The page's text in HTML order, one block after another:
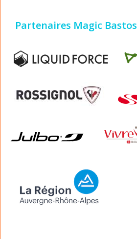
Partenaires Magic Bastos